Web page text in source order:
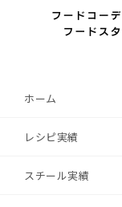
ホーム
レシピ実績
スチール実績